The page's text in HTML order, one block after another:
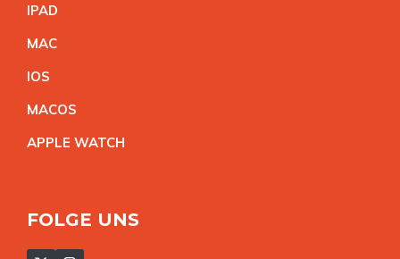
IPAD
MAC
IOS
MACOS
APPLE WATCH
FOLGE UNS